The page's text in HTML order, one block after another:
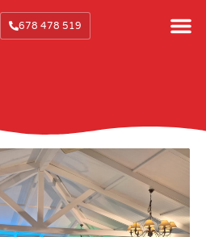
678 478 519
febrero 1, 2024